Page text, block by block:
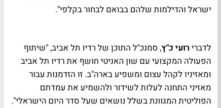
ישראל והדילמות שלהם בבואם לבחור בקלפי".
לדברירועי כ"ץ, סמנכ"ל התוכן של רדיו תל אביב, "שיתוף
הפעולה המקצועי עם שון האניטי חושף את רדיו תל אביב
ומאזיניו לקהל עצום ומשפיע בארה"ב. זו הזדמנות עבור
מאזיני התחנה לעלות לשידור ולהשמיע את עמדתם
הפוליטית המגוונת בשלל נושאים שעל סדר היום הישראלי".